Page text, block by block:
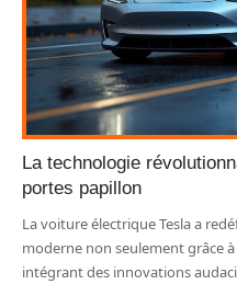
La technologie
portes papillon
La voiture électrique Tesla a
moderne non seulement grâce
intégrant des innovations